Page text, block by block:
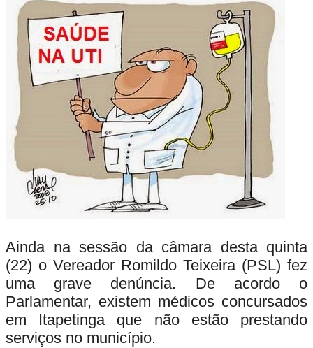
Ainda na sessão da câmara desta quinta
(22) o Vereador Romildo Teixeira (PSL) fez
uma grave denúncia. De acordo o
Parlamentar, existem médicos concursados
em Itapetinga que não estão prestando
serviços no município.